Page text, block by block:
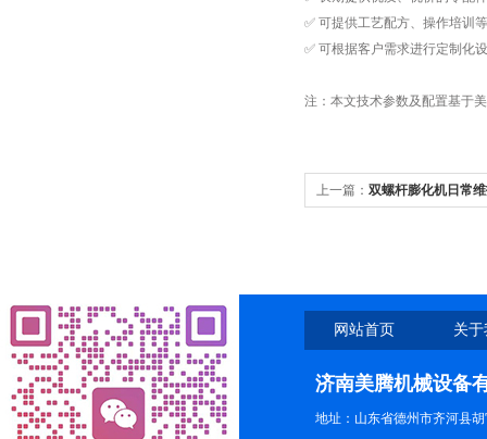
✅ 可提供工艺配方、操作培训
✅ 可根据客户需求进行定制化
注：本文技术参数及配置基于
上一篇： 双螺杆膨化机日常
网站首页 关
济南美腾机械设备
地址：山东省德州市齐河县